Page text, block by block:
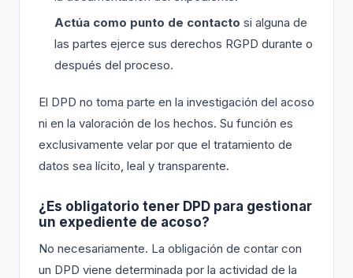
Actúa como punto de contacto si alguna de
las partes ejerce sus derechos RGPD durante o
después del proceso.
El DPD no toma parte en la investigación del acoso
ni en la valoración de los hechos. Su función es
exclusivamente velar por que el tratamiento de
datos sea lícito, leal y transparente.
¿Es obligatorio tener DPD para gestionar
un expediente de acoso?
No necesariamente. La obligación de contar con
un DPD viene determinada por la actividad de la